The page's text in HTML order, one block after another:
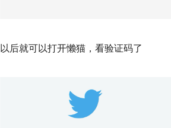
以后就可以打开懒猫，看验证码了